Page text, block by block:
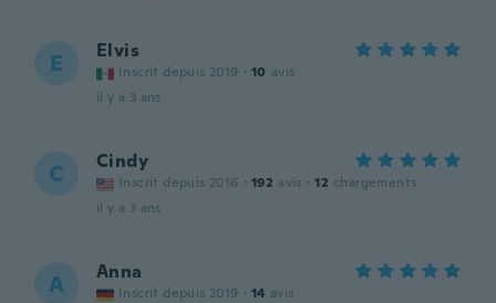
E Elvis
Inscrit depuis 2019 · 10 avis
il y a 3 ans
C Cindy
Inscrit depuis 2016 · 192 avis · 12 chargements
il y a 3 ans
A Anna
Inscrit depuis 2019 · 14 avis